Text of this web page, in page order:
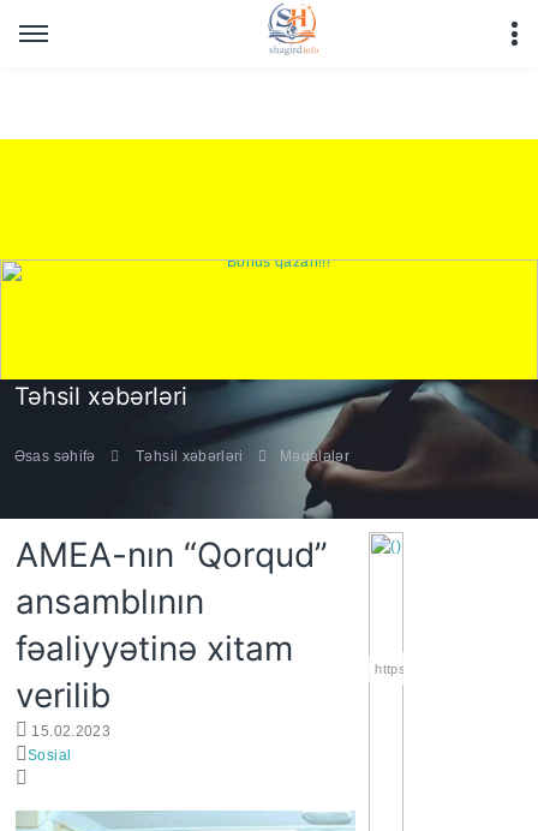
Warning
: Undefined array key "HTTP_REFERER" in
/home/shagirdinfo/public_html/articles/article_main_file.php
Təhsil xəbərləri
Əsas səhifə Təhsil xəbərləri Məqalələr
AMEA-nın “Qorqud”
ansamblının
fəaliyyətinə xitam
verilib
15.02.2023
Sosial
https://wa.me/